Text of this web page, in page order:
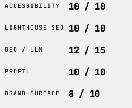
ACCESSIBILITY 10 / 10
LIGHTHOUSE SEO 10 / 10
GEO / LLM 12 / 15
PROFIL 10 / 10
BRAND-SURFACE 8 / 10